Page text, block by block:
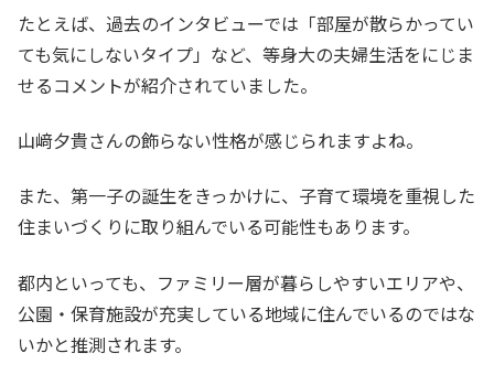
たとえば、過去のインタビューでは「部屋が散らかってい
ても気にしないタイプ」など、等身大の夫婦生活をにじま
せるコメントが紹介されていました。
山﨑夕貴さんの飾らない性格が感じられますよね。
また、第一子の誕生をきっかけに、子育て環境を重視した
住まいづくりに取り組んでいる可能性もあります。
都内といっても、ファミリー層が暮らしやすいエリアや、
公園・保育施設が充実している地域に住んでいるのではな
いかと推測されます。